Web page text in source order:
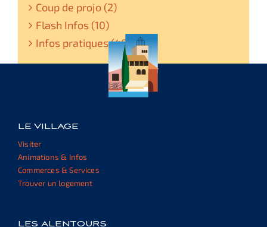
Coup de projo (2)
Flash Infos (10)
Infos pratiques (48)
LE VILLAGE
Visiter
Animations & Infos
Commerces & Services
Trouver un logement
LES ALENTOURS